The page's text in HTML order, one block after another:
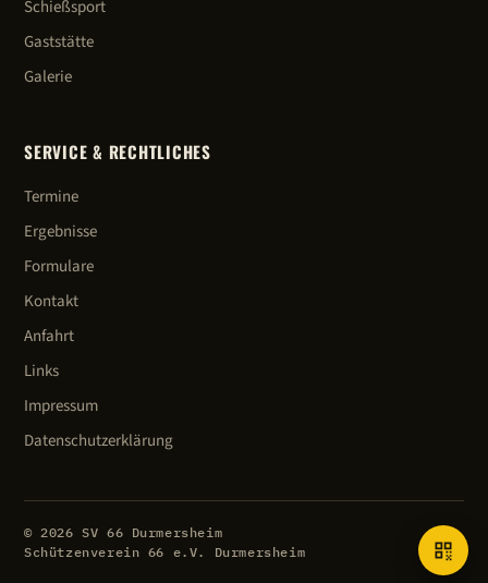
Schießsport
Gaststätte
Galerie
SERVICE & RECHTLICHES
Termine
Ergebnisse
Formulare
Kontakt
Anfahrt
Links
Impressum
Datenschutzerklärung
© 2026 SV 66 Durmersheim
Schützenverein 66 e.V. Durmersheim